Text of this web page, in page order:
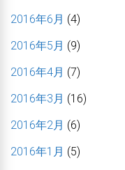
2016年6月 (4)
2016年5月 (9)
2016年4月 (7)
2016年3月 (16)
2016年2月 (6)
2016年1月 (5)